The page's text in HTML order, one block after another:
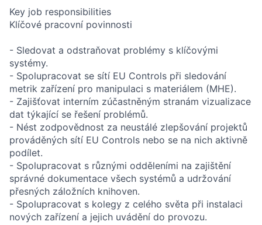
Key job responsibilities
Klíčové pracovní povinnosti
- Sledovat a odstraňovat problémy s klíčovými
systémy.
- Spolupracovat se sítí EU Controls při sledování
metrik zařízení pro manipulaci s materiálem (MHE).
- Zajišťovat interním zúčastněným stranám vizualizace
dat týkající se řešení problémů.
- Nést zodpovědnost za neustálé zlepšování projektů
prováděných sítí EU Controls nebo se na nich aktivně
podílet.
- Spolupracovat s různými odděleními na zajištění
správné dokumentace všech systémů a udržování
přesných záložních knihoven.
- Spolupracovat s kolegy z celého světa při instalaci
nových zařízení a jejich uvádění do provozu.